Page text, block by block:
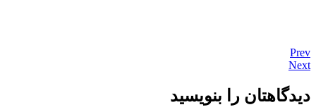
Prev
Next
دیدگاهتان را بنویسید